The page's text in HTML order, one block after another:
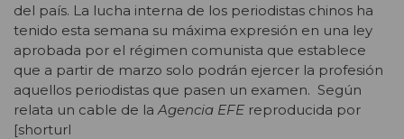
del país. La lucha interna de los periodistas chinos ha
tenido esta semana su máxima expresión en una ley
aprobada por el régimen comunista que establece
que a partir de marzo solo podrán ejercer la profesión
aquellos periodistas que pasen un examen. Según
relata un cable de laAgencia EFE reproducida por
[shorturl